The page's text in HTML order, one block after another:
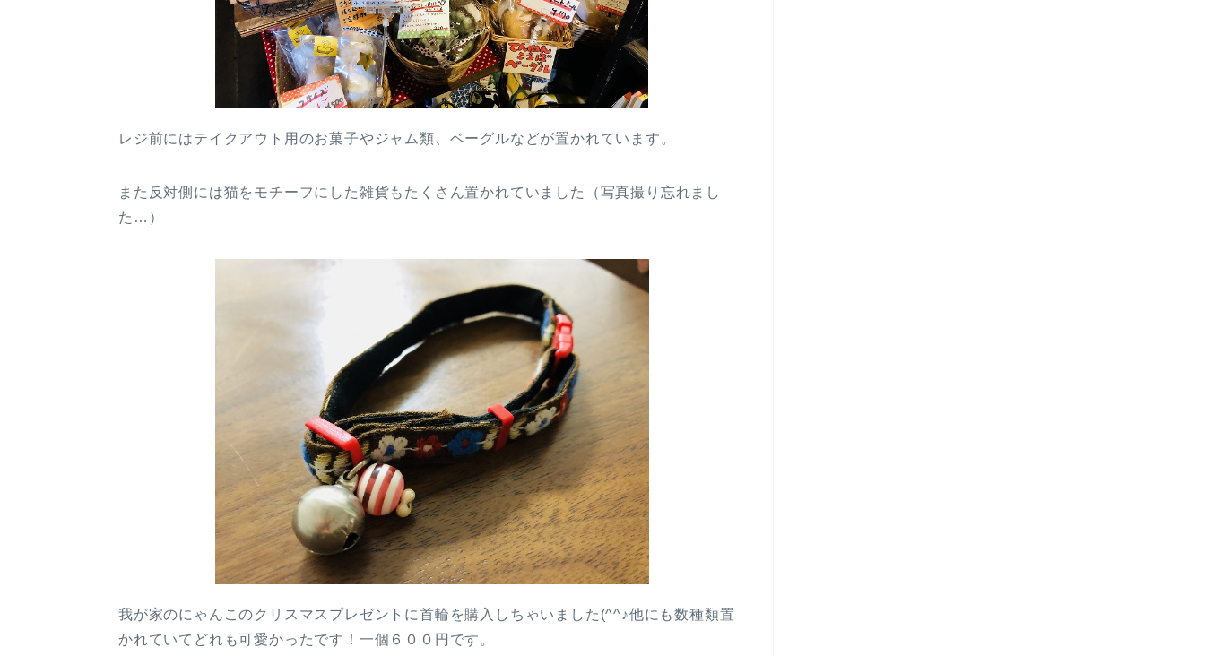
レジ前にはテイクアウト用のお菓子やジャム類、ベーグルなどが置かれています。
また反対側には猫をモチーフにした雑貨もたくさん置かれていました（写真撮り忘れまし
た…）
我が家のにゃんこのクリスマスプレゼントに首輪を購入しちゃいました(^^♪他にも数種類置
かれていてどれも可愛かったです！一個６００円です。